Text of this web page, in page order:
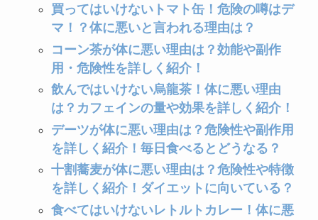
買ってはいけないトマト缶！危険の噂はデ
マ！？体に悪いと言われる理由は？
コーン茶が体に悪い理由は？効能や副作
用・危険性を詳しく紹介！
飲んではいけない烏龍茶！体に悪い理由
は？カフェインの量や効果を詳しく紹介！
デーツが体に悪い理由は？危険性や副作用
を詳しく紹介！毎日食べるとどうなる？
十割蕎麦が体に悪い理由は？危険性や特徴
を詳しく紹介！ダイエットに向いている？
食べてはいけないレトルトカレー！体に悪